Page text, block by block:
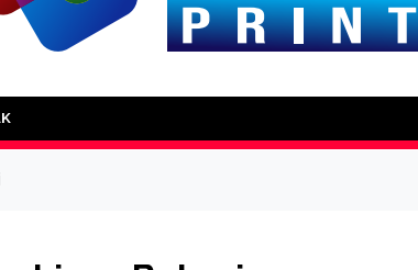
Printing